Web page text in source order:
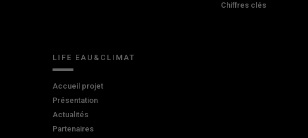
Chiffres clés
LIFE EAU&CLIMAT
Accueil projet
Présentation
Actualités
Partenaires